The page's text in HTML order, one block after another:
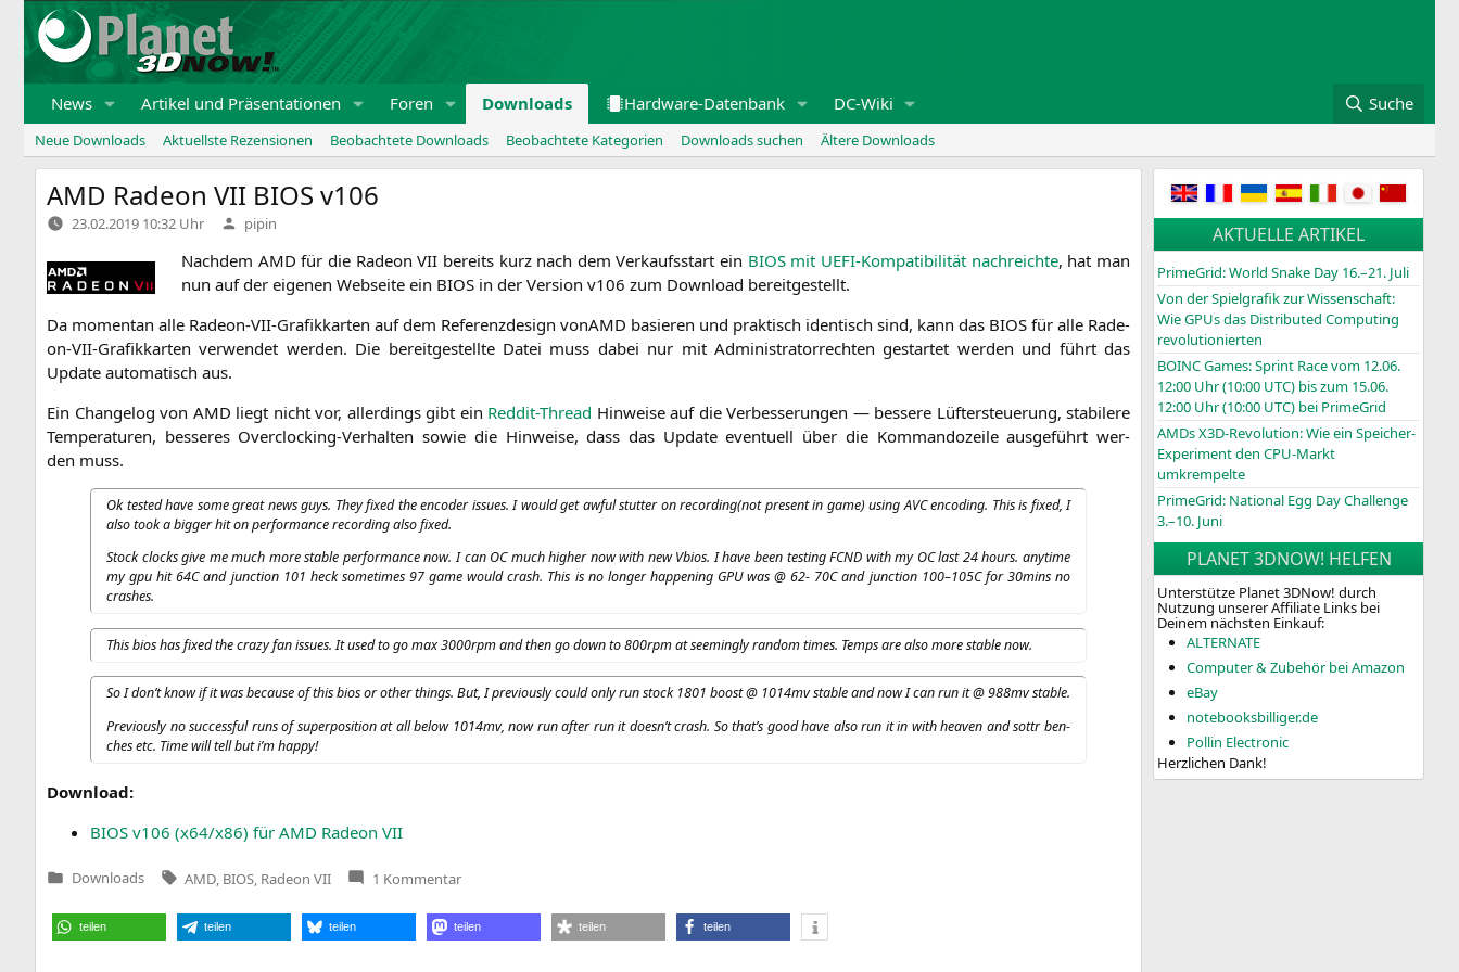
Zum
Inhalt
springen
News Artikel und Präsentationen Foren Downloads Hardware-Datenbank DC-Wiki Suche
Neue Downloads Aktuellste Rezensionen Beobachtete Downloads Beobachtete Kategorien Downloads suchen Ältere Downloads
AMD Radeon VII BIOS v106
23.02.2019 10:32 Uhr Verfasst
von
pipin
Nach­dem AMD für die Rade­onVII bereits kurz nach dem Ver­kaufs­start ein BIOSmit UEFI-Kom­pa­ti­bi­li­tät nach­reich­te, hat man
nun auf der eige­nen Web­sei­te ein BIOS in der Ver­si­on v106 zum Down­load bereitgestellt.
Da momen­tan alle Rade­on-VII-Gra­fik­kar­ten auf dem Refe­renz­de­sign vonAMD basie­ren und prak­tisch iden­tisch sind, kann das BIOS für alle Rade­
on-VII-Gra­fik­kar­ten ver­wen­det wer­den. Die bereit­ge­stell­te Datei muss dabei nur mit Admi­nis­tra­tor­rech­ten gestar­tet wer­den und führt das
Update auto­ma­tisch aus.
Ein Chan­ge­log von AMD liegt nicht vor, aller­dings gibt ein Red­dit-Thread Hin­wei­se auf die Ver­bes­se­run­gen — bes­se­re Lüf­ter­steue­rung, sta­bi­le­re
Tem­pe­ra­tu­ren, bes­se­res Over­clo­cking-Ver­hal­ten sowie die Hin­wei­se, dass das Update even­tu­ell über die Kom­man­do­zei­le aus­ge­führt wer­
den muss.
Ok tes­ted have some gre­at news guys. They fixed the enco­der issues. I would get awful stut­ter on recording(not pre­sent in game) usingAVCenco­ding. This is fixed, I
also took a big­ger hit on per­for­mance recor­ding also fixed.
Stock clocks give me much more sta­ble per­for­mance now. I can OCmuch hig­her now with new Vbi­os. I have been test­ingFCND with my OClast 24 hours. any­ti­me
my gpu hit64Cand junc­tion 101 heck some­ti­mes 97 game would crash. This is no lon­ger hap­pe­ning GPUwas @ 62- 70Cand junc­tion 100–105Cfor 30mins no
crashes.
This bios has fixed the cra­zy fan issues. It used to go max 3000rpm and then go down to 800rpm at see­mingly ran­dom times. Temps are also more sta­ble now.
So I don’t know if it was becau­se of this bios or other things. But, I pre­vious­ly could only run stock 1801 boost @ 1014mv sta­ble and now I can run it @ 988mv stable.
Pre­vious­ly no suc­cessful runs of super­po­si­ti­on at all below 1014mv, now run after run it does­n’t crash. So that’s good have also run it in with hea­ven and sottr ben­
ches etc. Time will tell but i’m happy!
Down­load:
BIOS v106 (x64/x86) für AMD Rade­on VII
Veröffentlicht
Downloads Tags:
AMD BIOS Radeon VII 1 Kommentarzu
VII
BIOS
teilen teilen teilen teilen teilen teilen
AKTUELLE ARTIKEL
PrimeGrid: World Snake Day 16.–21. Juli
Von der Spielgrafik zur Wissenschaft:
Wie GPUs das Distributed Computing
revolutionierten
BOINCGames: Sprint Race vom 12.06.
12:00 Uhr (10:00 UTC) bis zum 15.06.
12:00 Uhr (10:00 UTC) bei PrimeGrid
AMDs X3D-Revolution: Wie ein Speicher-
Experiment den CPU-Markt
umkrempelte
PrimeGrid: National Egg Day Challenge
3.–10. Juni
PLANET 3DNOW! HELFEN
Unterstütze Planet 3DNow! durch
Nutzung unserer Affiliate Links bei
Deinem nächsten Einkauf:
ALTERNATE
Computer & Zubehör bei Amazon
eBay
notebooksbilliger.de
Pollin Electronic
Herzlichen Dank!